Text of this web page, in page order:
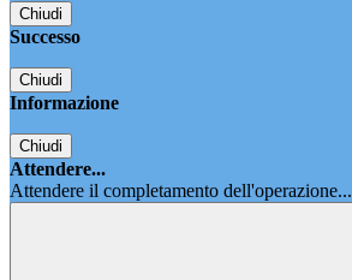
Chiudi
Successo
Chiudi
Informazione
Chiudi
Attendere...
Attendere il completamento dell'operazione...